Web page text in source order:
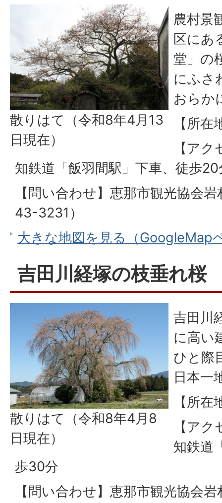
散りはて（令和8年4月13
日現在）
農村景
区にあ
堂」の
にふさ
おらか
【所
【ア
知鉄道「飯羽間駅」下車、徒歩20
【問い合わせ】恵那市観光協会
43-3231）
大きな地図を見る（GoogleMap
吉田川経塚の枝垂れ桜
散りはて（令和8年4月8
日現在）
吉田川
に高い
ひと際
日本一
【所
【ア
知鉄道
歩30分
【問い合わせ】恵那市観光協会